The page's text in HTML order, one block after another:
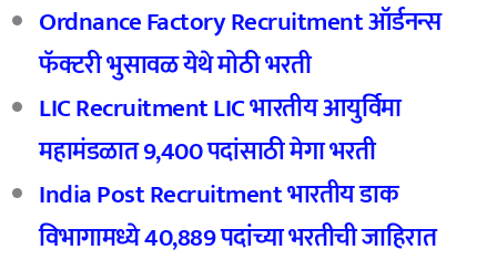
Ordnance Factory Recruitment ऑर्डनन्स
फॅक्टरी भुसावळ येथे मोठी भरती
LIC Recruitment LIC भारतीय आयुर्विमा
महामंडळात 9,400 पदांसाठी मेगा भरती
India Post Recruitment भारतीय डाक
विभागामध्ये 40,889 पदांच्या भरतीची जाहिरात